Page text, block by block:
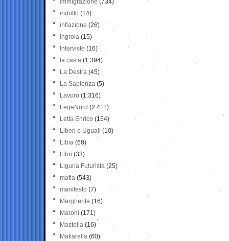
Immigrazione (734)
indulto (14)
inflazione (26)
Ingroia (15)
Interviste (16)
la casta (1.394)
La Destra (45)
La Sapienza (5)
Lavoro (1.316)
LegaNord (2.411)
Letta Enrico (154)
Liberi e Uguali (10)
Libia (68)
Libri (33)
Liguria Futurista (25)
mafia (543)
manifesto (7)
Margherita (16)
Maroni (171)
Mastella (16)
Mattarella (60)